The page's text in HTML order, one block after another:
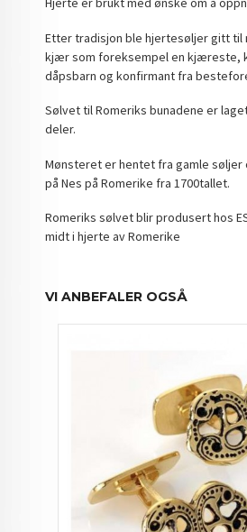
Etter tradisjon ble hjertesøljer gitt til
kjær som foreksempel en kjæreste,
dåpsbarn og konfirmant fra
Sølvet til Romeriks bunadene er
deler.
Mønsteret er hentet fra gamle
på Nes på Romerike fra 1700tallet.
Romeriks sølvet blir produsert hos
midt i hjerte av Romerike
VI ANBEFALER OGSÅ